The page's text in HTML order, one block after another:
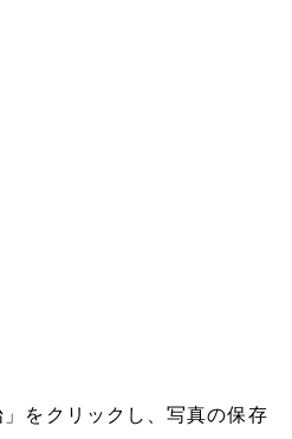
をクリックし、写真の保存